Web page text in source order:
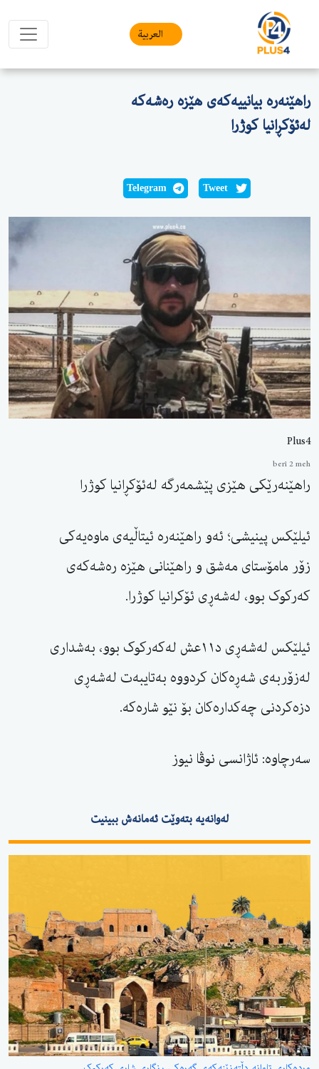
العربیة
راهێنەرە بیانییەکەی هێزە رەشەکە
لەئۆکڕانیا کوژرا
Tweet
Telegram
Plus4
berî 2 meh
راهێنەرێکی هێزی پێشمەرگە لەئۆکڕانیا کوژرا
ئیلێکس پینیشی؛ ئەو راهێنەرە ئیتاڵیەی ماوەیەکی
زۆر مامۆستای مەشق و راهێنانی هێزە رەشەکەی
کەرکوک بوو، لەشەڕی ئۆکرانیا کوژرا.
ئیلێکس لەشەڕی د١١عش لەکەرکوک بوو، بەشداری
لەزۆربەی شەڕەکان کردووە بەتایبەت لەشەڕی
دزەکردنی چەکدارەکان بۆ نێو شارەکە.
سەرچاوە: ئاژانسی نوڤا نیوز
لەوانەیە بتەوێت ئەمانەش ببینیت